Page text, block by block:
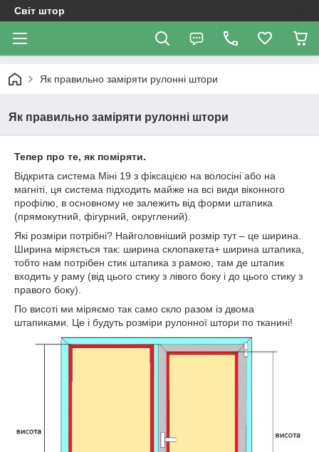
Світ штор
Як правильно заміряти рулонні штори
Як правильно заміряти рулонні штори
Тепер про те, як поміряти.
Відкрита система Міні 19 з фіксацією на волосіні або на
магніті, ця система підходить майже на всі види віконного
профілю, в основному не залежить від форми штапика
(прямокутний, фігурний, округлений).
Які розміри потрібні? Найголовніший розмір тут – це ширина.
Ширина міряється так: ширина склопакета+ ширина штапика,
тобто нам потрібен стик штапика з рамою, там де штапик
входить у раму (від цього стику з лівого боку і до цього стику з
правого боку).
По висоті ми міряємо так само скло разом із двома
штапиками. Це і будуть розміри рулонної штори по тканині!